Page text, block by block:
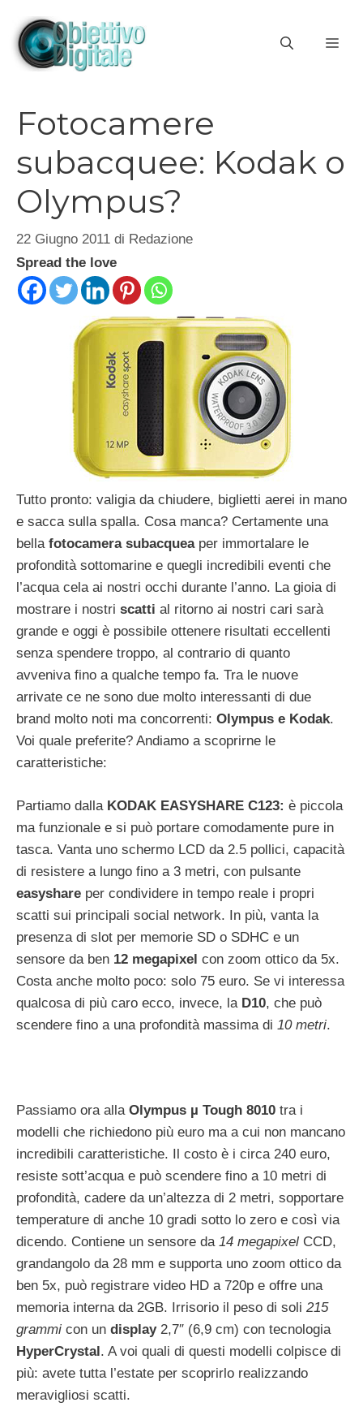
contenuto
Fotocamere
subacquee: Kodak o
Olympus?
22 Giugno 2011 di Redazione
Spread the love
Tutto pronto: valigia da chiudere, biglietti aerei in mano
e sacca sulla spalla. Cosa manca? Certamente una
bella fotocamera subacqueaper immortalare le
profondità sottomarine e quegli incredibili eventi che
l’acqua cela ai nostri occhi durante l’anno. La gioia di
mostrare i nostri scatti al ritorno ai nostri cari sarà
grande e oggi è possibile ottenere risultati eccellenti
senza spendere troppo, al contrario di quanto
avveniva fino a qualche tempo fa. Tra le nuove
arrivate ce ne sono due molto interessanti di due
brand molto noti ma concorrenti: Olympus e Kodak.
Voi quale preferite? Andiamo a scoprirne le
caratteristiche:
Partiamo dalla KODAK EASYSHARE C123: è piccola
ma funzionale e si può portare comodamente pure in
tasca. Vanta uno schermo LCD da 2.5 pollici, capacità
di resistere a lungo fino a 3 metri, con pulsante
easyshare per condividere in tempo reale i propri
scatti sui principali social network. In più, vanta la
presenza di slot per memorie SD o SDHC e un
sensore da ben 12 megapixel con zoom ottico da 5x.
Costa anche molto poco: solo 75 euro. Se vi interessa
qualcosa di più caro ecco, invece, la D10, che può
scendere fino a una profondità massima di 10 metri.
Passiamo ora alla Olympus µ Tough 8010 tra i
modelli che richiedono più euro ma a cui non mancano
incredibili caratteristiche. Il costo è i circa 240 euro,
resiste sott’acqua e può scendere fino a 10 metri di
profondità, cadere da un’altezza di 2 metri, sopportare
temperature di anche 10 gradi sotto lo zero e così via
dicendo. Contiene un sensore da 14 megapixel CCD,
grandangolo da 28 mm e supporta uno zoom ottico da
ben 5x, può registrare video HD a 720p e offre una
memoria interna da 2GB. Irrisorio il peso di soli 215
grammi con un display2,7″ (6,9 cm) con tecnologia
HyperCrystal. A voi quali di questi modelli colpisce di
più: avete tutta l’estate per scoprirlo realizzando
meravigliosi scatti.